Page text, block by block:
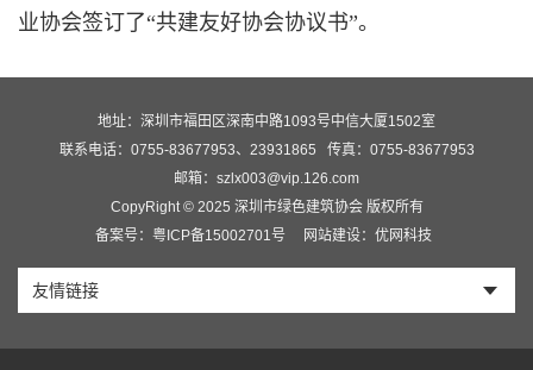
业协会签订了“共建友好协会协议书”。
地址：深圳市福田区深南中路1093号中信大厦1502室
联系电话：0755-83677953、23931865
传真：0755-83677953
邮箱：szlx003@vip.126.com
CopyRight © 2025 深圳市绿色建筑协会 版权所有
备案号：粤ICP备15002701号
网站建设：优网科技
友情链接